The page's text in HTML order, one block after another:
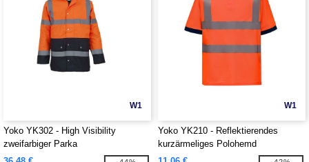
W1
Yoko YK302 - High Visibility
zweifarbiger Parka
W1
Yoko YK210 - Reflektierendes
kurzärmeliges Polohemd